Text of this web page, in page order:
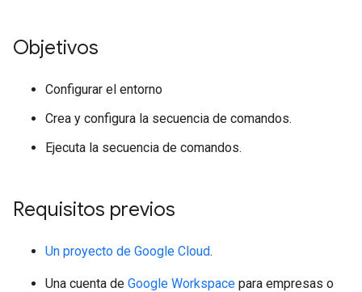
Objetivos
Configurar el entorno
Crea y configura la secuencia de comandos.
Ejecuta la secuencia de comandos.
Requisitos previos
Un proyecto de Google Cloud.
Una cuenta de Google Workspace para empresas o